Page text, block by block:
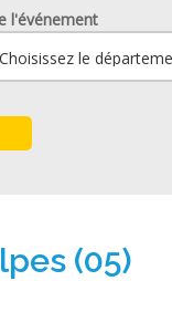
l'événement
(05)